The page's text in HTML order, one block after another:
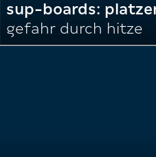
sup-boards:
gefahr durch hitze